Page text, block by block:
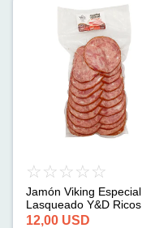
Jamón Viking Especial
Lasqueado Y&D Ricos
(2.2 lb)
12,00 USD